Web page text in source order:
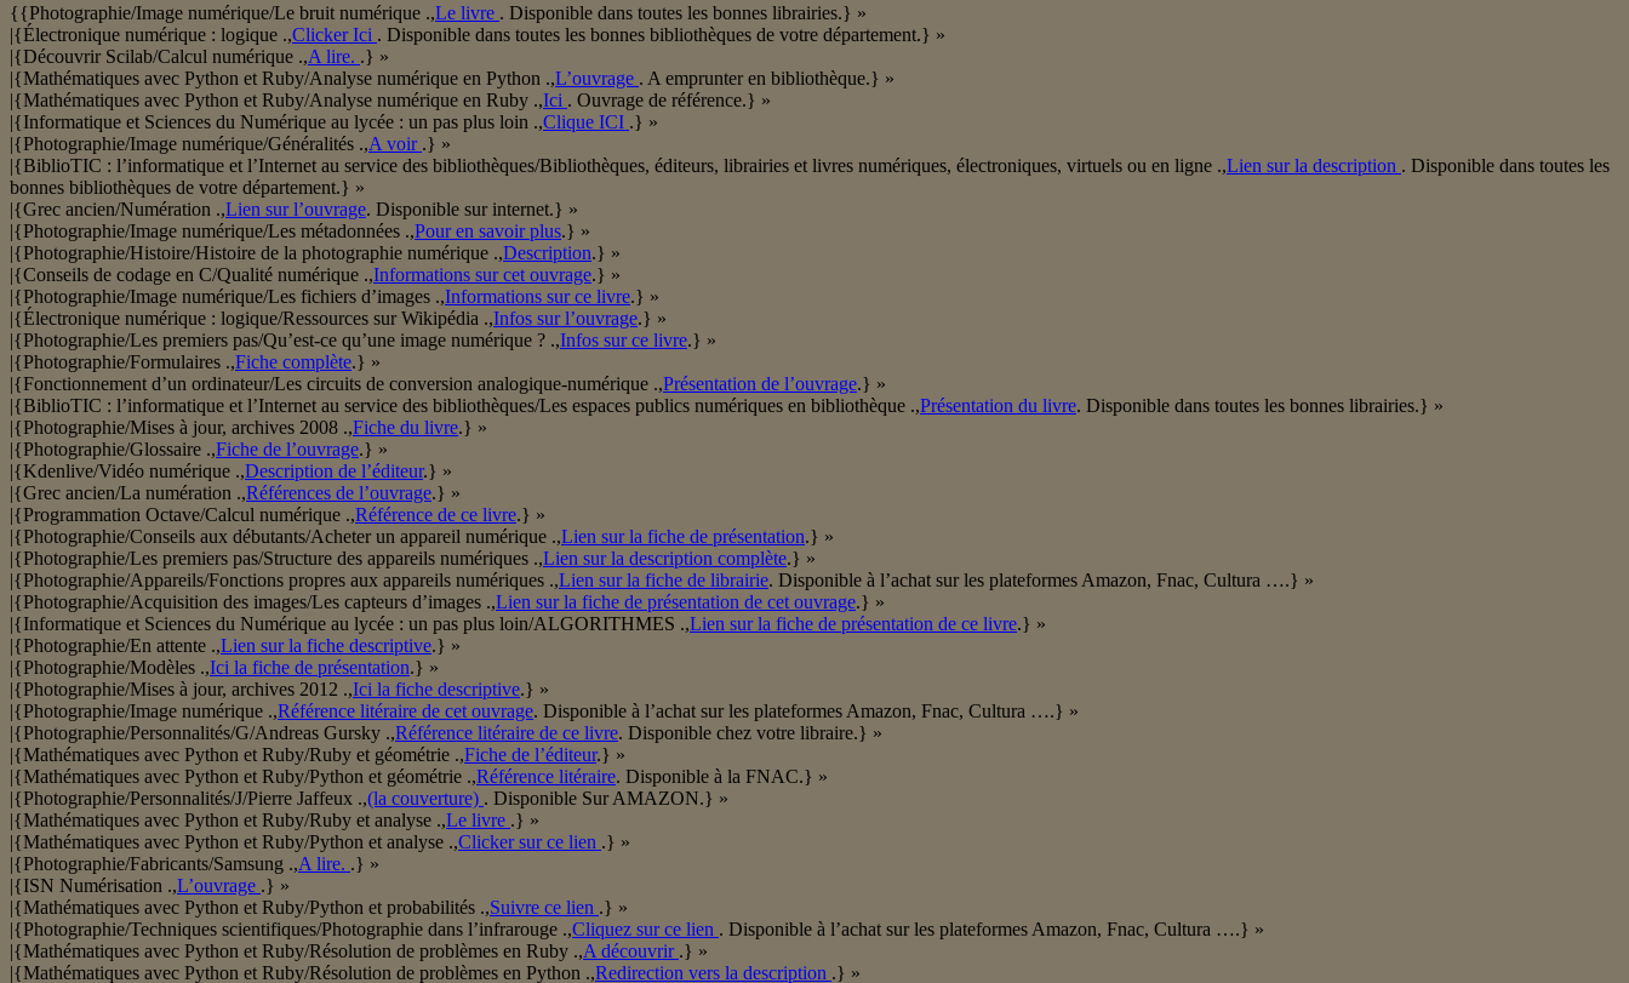
{{Photographie/Image numérique/Le bruit numérique .,Le livre . Disponible dans toutes les bonnes librairies.} »
|{Électronique numérique : logique .,Clicker Ici . Disponible dans toutes les bonnes bibliothèques de votre département.} »
|{Découvrir Scilab/Calcul numérique .,A lire. .} »
|{Mathématiques avec Python et Ruby/Analyse numérique en Python .,L’ouvrage . A emprunter en bibliothèque.} »
|{Mathématiques avec Python et Ruby/Analyse numérique en Ruby .,Ici . Ouvrage de référence.} »
|{Informatique et Sciences du Numérique au lycée : un pas plus loin .,Clique ICI .} »
|{Photographie/Image numérique/Généralités .,A voir .} »
|{BiblioTIC : l’informatique et l’Internet au service des bibliothèques/Bibliothèques, éditeurs, librairies et livres numériques, électroniques, virtuels ou en ligne .,Lien sur la description . Disponible dans toutes les
bonnes bibliothèques de votre département.} »
|{Grec ancien/Numération .,Lien sur l’ouvrage. Disponible sur internet.} »
|{Photographie/Image numérique/Les métadonnées .,Pour en savoir plus.} »
|{Photographie/Histoire/Histoire de la photographie numérique .,Description.} »
|{Conseils de codage en C/Qualité numérique .,Informations sur cet ouvrage.} »
|{Photographie/Image numérique/Les fichiers d’images .,Informations sur ce livre.} »
|{Électronique numérique : logique/Ressources sur Wikipédia .,Infos sur l’ouvrage.} »
|{Photographie/Les premiers pas/Qu’est-ce qu’une image numérique ? .,Infos sur ce livre.} »
|{Photographie/Formulaires .,Fiche complète.} »
|{Fonctionnement d’un ordinateur/Les circuits de conversion analogique-numérique .,Présentation de l’ouvrage.} »
|{BiblioTIC : l’informatique et l’Internet au service des bibliothèques/Les espaces publics numériques en bibliothèque .,Présentation du livre. Disponible dans toutes les bonnes librairies.} »
|{Photographie/Mises à jour, archives 2008 .,Fiche du livre.} »
|{Photographie/Glossaire .,Fiche de l’ouvrage.} »
|{Kdenlive/Vidéo numérique .,Description de l’éditeur.} »
|{Grec ancien/La numération .,Références de l’ouvrage.} »
|{Programmation Octave/Calcul numérique .,Référence de ce livre.} »
|{Photographie/Conseils aux débutants/Acheter un appareil numérique .,Lien sur la fiche de présentation.} »
|{Photographie/Les premiers pas/Structure des appareils numériques .,Lien sur la description complète.} »
|{Photographie/Appareils/Fonctions propres aux appareils numériques .,Lien sur la fiche de librairie. Disponible à l’achat sur les plateformes Amazon, Fnac, Cultura ….} »
|{Photographie/Acquisition des images/Les capteurs d’images .,Lien sur la fiche de présentation de cet ouvrage.} »
|{Informatique et Sciences du Numérique au lycée : un pas plus loin/ALGORITHMES .,Lien sur la fiche de présentation de ce livre.} »
|{Photographie/En attente .,Lien sur la fiche descriptive.} »
|{Photographie/Modèles .,Ici la fiche de présentation.} »
|{Photographie/Mises à jour, archives 2012 .,Ici la fiche descriptive.} »
|{Photographie/Image numérique .,Référence litéraire de cet ouvrage. Disponible à l’achat sur les plateformes Amazon, Fnac, Cultura ….} »
|{Photographie/Personnalités/G/Andreas Gursky .,Référence litéraire de ce livre. Disponible chez votre libraire.} »
|{Mathématiques avec Python et Ruby/Ruby et géométrie .,Fiche de l’éditeur.} »
|{Mathématiques avec Python et Ruby/Python et géométrie .,Référence litéraire. Disponible à la FNAC.} »
|{Photographie/Personnalités/J/Pierre Jaffeux .,(la couverture) . Disponible Sur AMAZON.} »
|{Mathématiques avec Python et Ruby/Ruby et analyse .,Le livre .} »
|{Mathématiques avec Python et Ruby/Python et analyse .,Clicker sur ce lien .} »
|{Photographie/Fabricants/Samsung .,A lire. .} »
|{ISN Numérisation .,L’ouvrage .} »
|{Mathématiques avec Python et Ruby/Python et probabilités .,Suivre ce lien .} »
|{Photographie/Techniques scientifiques/Photographie dans l’infrarouge .,Cliquez sur ce lien . Disponible à l’achat sur les plateformes Amazon, Fnac, Cultura ….} »
|{Mathématiques avec Python et Ruby/Résolution de problèmes en Ruby .,A découvrir .} »
|{Mathématiques avec Python et Ruby/Résolution de problèmes en Python .,Redirection vers la description .} »